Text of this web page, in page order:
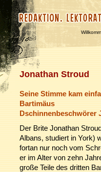
Jonathan Stroud
Seine Stimme kam
Bartimäus
Dschinnenbeschwörer
Der Brite Jonathan
Albans, studiert in York)
fortan nur noch vom
er im Alter von zehn
große Teile des dritten